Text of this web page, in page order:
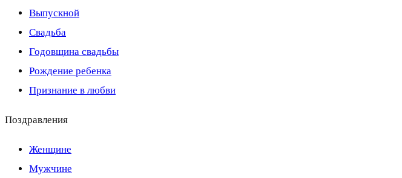
Выпускной
Свадьба
Годовщина свадьбы
Рождение ребенка
Признание в любви
Поздравления
Женщине
Мужчине